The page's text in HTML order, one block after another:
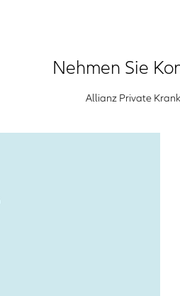
Nehmen Sie
Allianz Private